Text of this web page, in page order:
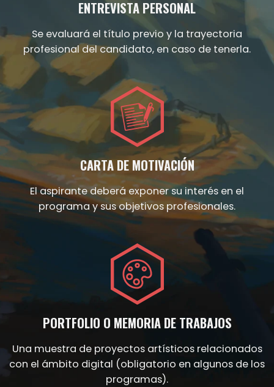
ENTREVISTA PERSONAL
Se evaluará el título previo y la trayectoria
profesional del candidato, en caso de tenerla.
CARTA DE MOTIVACIÓN
El aspirante deberá exponer su interés en el
programa y sus objetivos profesionales.
PORTFOLIO O MEMORIA DE TRABAJOS
Una muestra de proyectos artísticos relacionados
con el ámbito digital (obligatorio en algunos de los
programas).